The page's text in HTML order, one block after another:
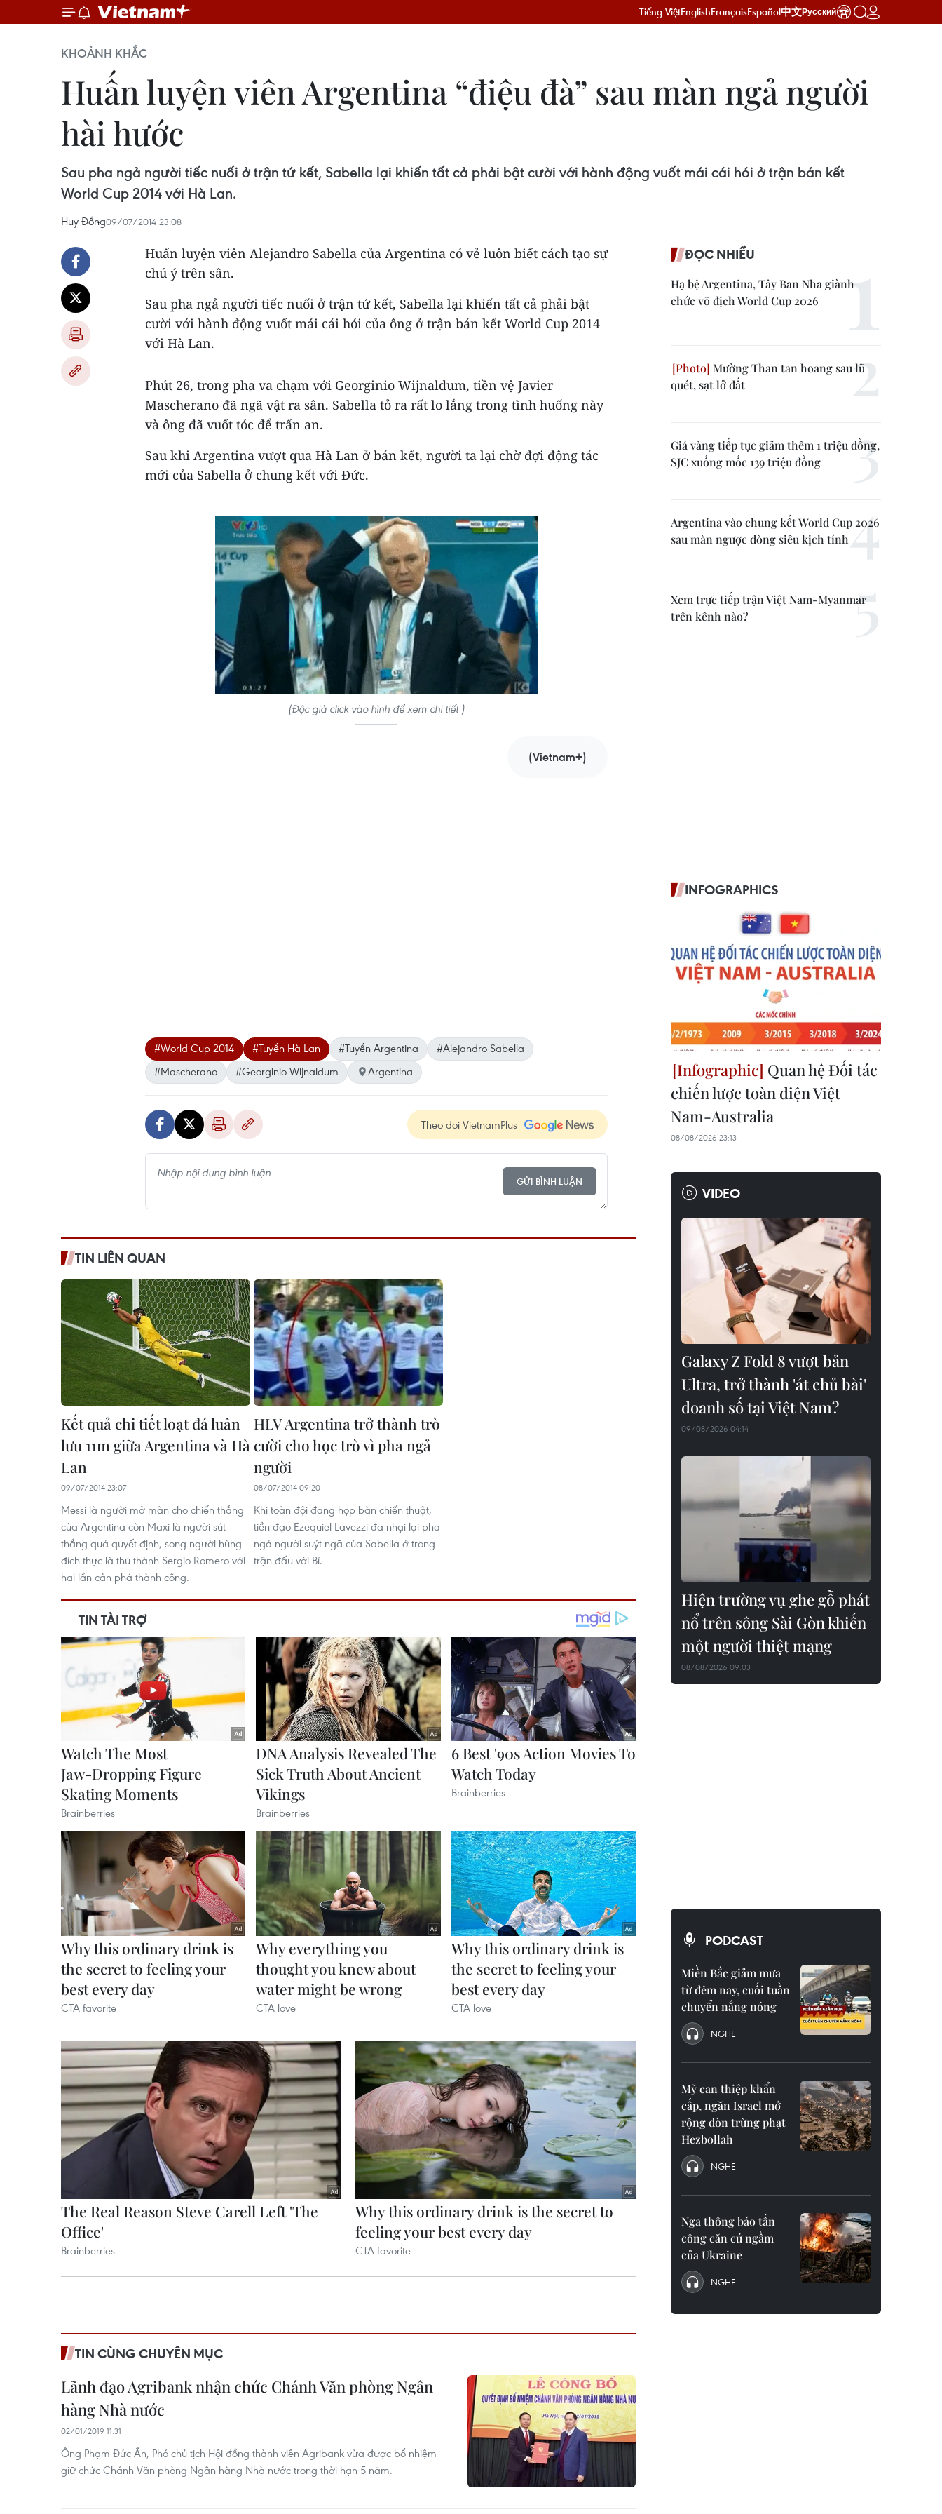
Tiếng ViệtEnglishFrançaisEspañol中文Русский
KHOẢNH KHẮC
Huấn luyện viên Argentina “điệu đà” sau màn ngả người
hài hước
Sau pha ngả người tiếc nuối ở trận tứ kết, Sabella lại khiến tất cả phải bật cười với hành động vuốt mái cái hói ở trận bán kết
World Cup 2014 với Hà Lan.
Huy Đồng09/07/2014 23:08
Huấn luyện viên Alejandro Sabella của Argentina có vẻ luôn biết cách tạo sự
chú ý trên sân.
Sau pha ngả người tiếc nuối ở trận tứ kết, Sabella lại khiến tất cả phải bật
cười với hành động vuốt mái cái hói của ông ở trận bán kết World Cup 2014
với Hà Lan.
Phút 26, trong pha va chạm với Georginio Wijnaldum, tiền vệ Javier
Mascherano đã ngã vật ra sân. Sabella tỏ ra rất lo lắng trong tình huống này
và ông đã vuốt tóc để trấn an.
Sau khi Argentina vượt qua Hà Lan ở bán kết, người ta lại chờ đợi động tác
mới của Sabella ở chung kết với Đức.
(Độc giả click vào hình để xem chi tiết )
(Vietnam+)
#World Cup 2014 #Tuyển Hà Lan #Tuyển Argentina
#Alejandro Sabella
#Mascherano
#Georginio Wijnaldum Argentina
Theo dõi VietnamPlus
GỬI BÌNH LUẬN
TIN LIÊN QUAN
Kết quả chi tiết loạt đá luân
lưu 11m giữa Argentina và Hà
Lan
09/07/2014 23:07
Messi là người mở màn cho chiến thắng
của Argentina còn Maxi là người sút
thắng quả quyết định, song người hùng
đích thực là thủ thành Sergio Romero với
hai lần cản phá thành công.
HLV Argentina trở thành trò
cười cho học trò vì pha ngả
người
08/07/2014 09:20
Khi toàn đội đang họp bàn chiến thuật,
tiền đạo Ezequiel Lavezzi đã nhại lại pha
ngả người suýt ngã của Sabella ở trong
trận đấu với Bỉ.
TIN CÙNG CHUYÊN MỤC
Lãnh đạo Agribank nhận chức Chánh Văn phòng Ngân
hàng Nhà nước
02/01/2019 11:31
Ông Phạm Đức Ấn, Phó chủ tịch Hội đồng thành viên Agribank vừa được bổ nhiệm
giữ chức Chánh Văn phòng Ngân hàng Nhà nước trong thời hạn 5 năm.
ĐỌC NHIỀU
Hạ bệ Argentina, Tây Ban Nha giành
chức vô địch World Cup 2026
Mường Than tan hoang sau lũ
quét, sạt lở đất
Giá vàng tiếp tục giảm thêm 1 triệu đồng,
SJC xuống mốc 139 triệu đồng
Argentina vào chung kết World Cup 2026
sau màn ngược dòng siêu kịch tính
Xem trực tiếp trận Việt Nam-Myanmar
trên kênh nào?
INFOGRAPHICS
Quan hệ Đối tác
chiến lược toàn diện Việt
Nam-Australia
08/08/2026 23:13
VIDEO
Galaxy Z Fold 8 vượt bản
Ultra, trở thành 'át chủ bài'
doanh số tại Việt Nam?
09/08/2026 04:14
Hiện trường vụ ghe gỗ phát
nổ trên sông Sài Gòn khiến
một người thiệt mạng
08/08/2026 09:03
PODCAST
Miền Bắc giảm mưa
từ đêm nay, cuối tuần
chuyển nắng nóng
NGHE
Mỹ can thiệp khẩn
cấp, ngăn Israel mở
rộng đòn trừng phạt
Hezbollah
NGHE
Nga thông báo tấn
công căn cứ ngầm
của Ukraine
NGHE